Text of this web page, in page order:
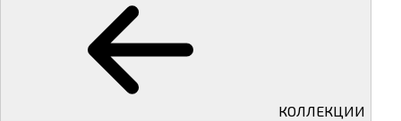
КОЛЛЕКЦИИ